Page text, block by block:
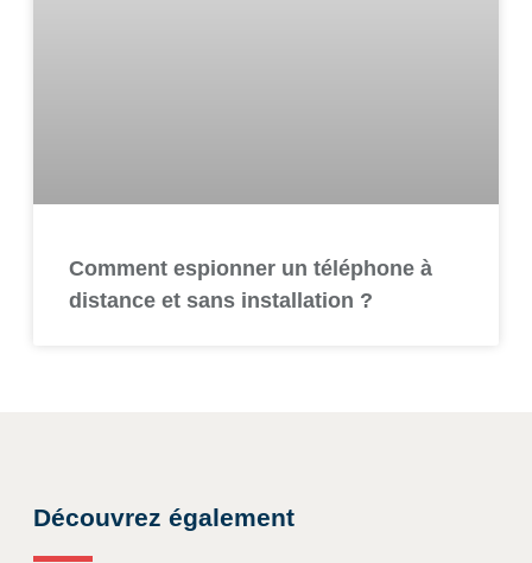
Comment espionner un téléphone à
distance et sans installation ?
Découvrez également